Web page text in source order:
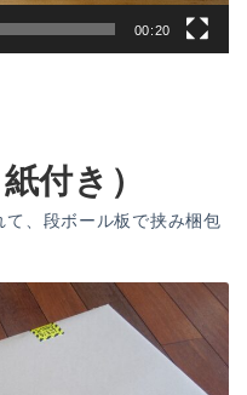
00:20
付き）
、段ボール板で挟み梱包